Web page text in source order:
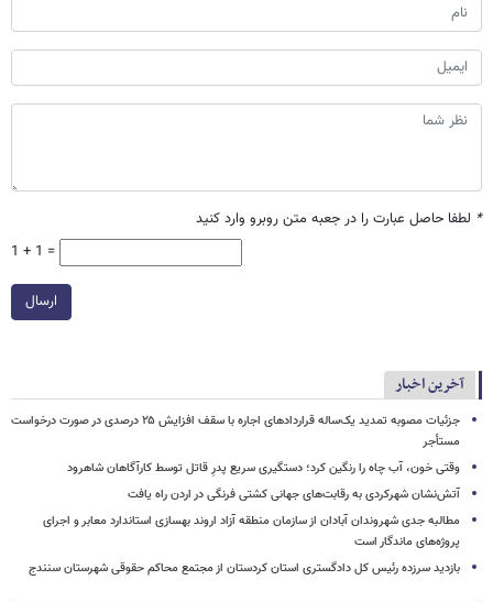
* لطفا حاصل عبارت را در جعبه متن روبرو وارد کنید
1 + 1 =
ارسال
آخرین اخبار
جزئیات مصوبه تمدید یک‌ساله قراردادهای اجاره با سقف افزایش ۲۵ درصدی در صورت درخواست
مستأجر
وقتی خون، آب چاه را رنگین کرد؛ دستگیری سریع پدرِ قاتل توسط کارآگاهان شاهرود
آتش‌نشان شهرکردی به رقابت‌های جهانی کشتی فرنگی در اردن راه یافت
مطالبه جدی شهروندان آبادان از سازمان منطقه آزاد اروند بهسازی استاندارد معابر و اجرای
پروژه‌های ماندگار است
بازدید سرزده رئیس کل دادگستری استان کردستان از مجتمع محاکم حقوقی شهرستان سنندج